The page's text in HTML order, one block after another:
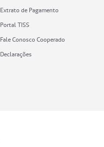
Extrato de Pagamento
Portal TISS
Fale Conosco Cooperado
Declarações